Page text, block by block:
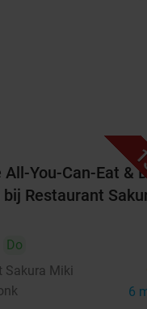
You-Can-Eat &
bij Restaurant
Do
Sakura Miki
6